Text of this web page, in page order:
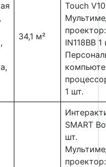
34,1 м²
Touch
IN118BB 1
1 шт.
SMART
шт.